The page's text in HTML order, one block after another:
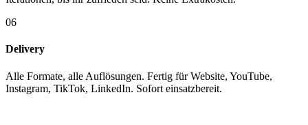
06
Delivery
Alle Formate, alle Auflösungen. Fertig für Website, YouTube,
Instagram, TikTok, LinkedIn. Sofort einsatzbereit.